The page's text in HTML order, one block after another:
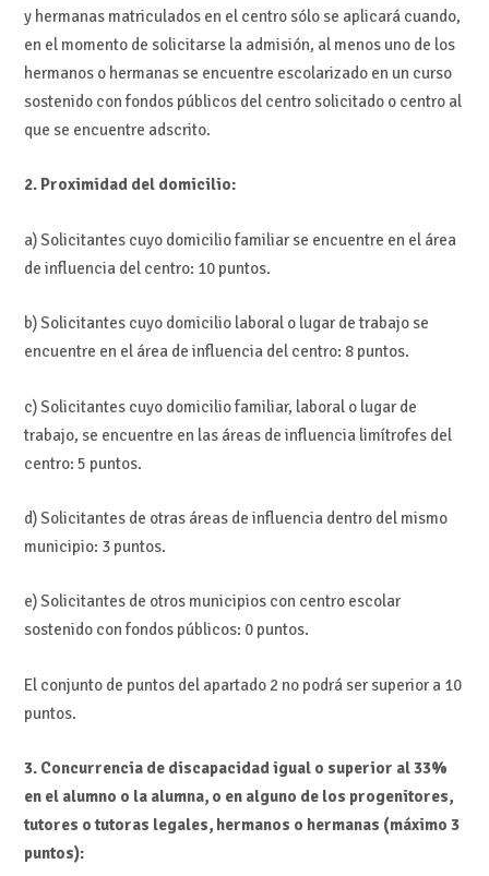
y hermanas matriculados en el centro sólo se aplicará cuando,
en el momento de solicitarse la admisión, al menos uno de los
hermanos o hermanas se encuentre escolarizado en un curso
sostenido con fondos públicos del centro solicitado o centro al
que se encuentre adscrito.
2. Proximidad del domicilio:
a) Solicitantes cuyo domicilio familiar se encuentre en el área
de influencia del centro: 10 puntos.
b) Solicitantes cuyo domicilio laboral o lugar de trabajo se
encuentre en el área de influencia del centro: 8 puntos.
c) Solicitantes cuyo domicilio familiar, laboral o lugar de
trabajo, se encuentre en las áreas de influencia limítrofes del
centro: 5 puntos.
d) Solicitantes de otras áreas de influencia dentro del mismo
municipio: 3 puntos.
e) Solicitantes de otros municipios con centro escolar
sostenido con fondos públicos: 0 puntos.
El conjunto de puntos del apartado 2 no podrá ser superior a 10
puntos.
3. Concurrencia de discapacidad igual o superior al 33%
en el alumno o la alumna, o en alguno de los progenitores,
tutores o tutoras legales, hermanos o hermanas (máximo 3
puntos):